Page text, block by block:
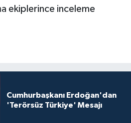
ekiplerince inceleme
Cumhurbaşkanı Erdoğan'dan
'Terörsüz Türkiye' Mesajı